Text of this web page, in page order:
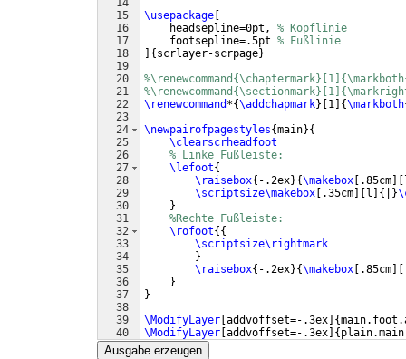
14
15
16
17
18
19
20
21
22
23
24
25
26
27
28
29
30
31
32
33
34
35
36
37
38
39
40
41
\usepackage
    headsepline=0pt,
% Kopflinie
    footsepline=.5pt
% Fußlinie
{ scrlayer-scrpage}
\renewcommand *{\addchapmark} 1 {\markboth
\newpairofpagestyles{main}{
\clearscrheadfoot
% Linke Fußleiste:
\lefoot{
\raisebox{ -.2ex}{\makebox .85cm
\scriptsize\makebox
.35cm l { }
}
%Rechte Fußleiste:
\rofoot{{
\scriptsize\rightmark
}
\raisebox{ -.2ex}{\makebox .85cm
}
}
\ModifyLayer addvoffset=-.3ex {
\ModifyLayer addvoffset=-.3ex {
Ausgabe erzeugen